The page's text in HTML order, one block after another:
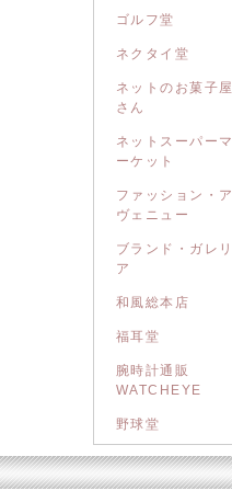
ゴルフ堂
ネクタイ堂
ネットのお菓子屋
さん
ネットスーパーマ
ーケット
ファッション・ア
ヴェニュー
ブランド・ガレリ
ア
和風総本店
福耳堂
腕時計通販
WATCHEYE
野球堂